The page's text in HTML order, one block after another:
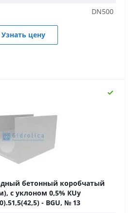
DN500
Узнать цену
бетонный коробчатый
с уклоном 0,5% КUу
- BGU, № 13